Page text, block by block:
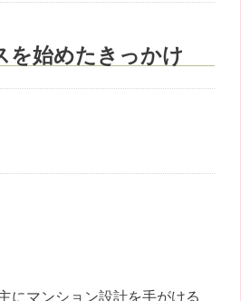
を始めたきっかけ
にマンション設計を手がける